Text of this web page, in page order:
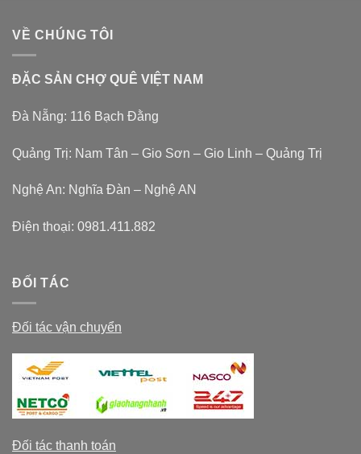
VỀ CHÚNG TÔI
ĐẶC SẢN CHỢ QUÊ VIỆT NAM
Đà Nẵng: 116 Bạch Đằng
Quảng Trị: Nam Tân – Gio Sơn – Gio Linh – Quảng Trị
Nghệ An: Nghĩa Đàn – Nghệ AN
Điện thoại: 0981.411.882
ĐỐI TÁC
Đối tác vận chuyển
Đối tác thanh toán